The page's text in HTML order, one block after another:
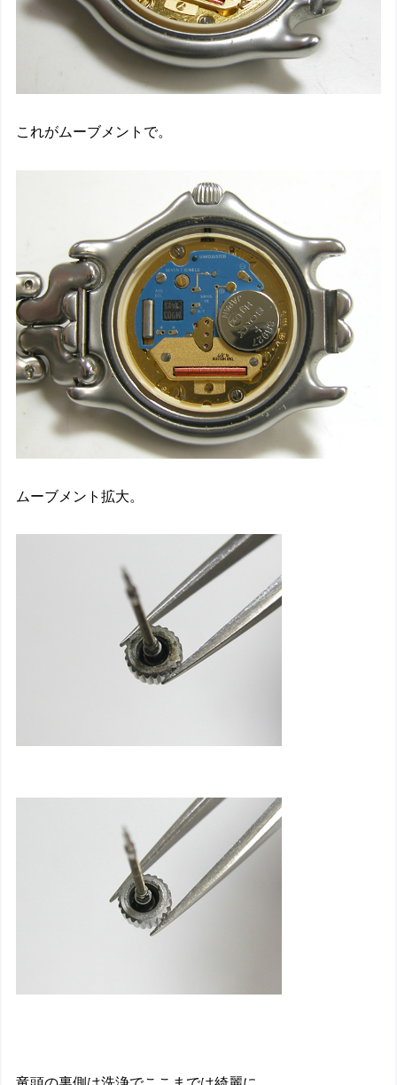
これがムーブメントで。
ムーブメント拡大。